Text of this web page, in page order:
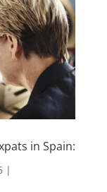
in Spain:
|